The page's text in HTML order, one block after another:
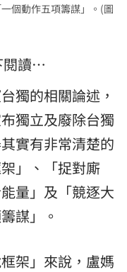
個動作五項籌謀」。(圖
閱讀…
獨的相關論述，
獨立及廢除台獨
實有非常清楚的
」、「捉對廝
量」及「競逐大
謀」。
架」來說，盧媽